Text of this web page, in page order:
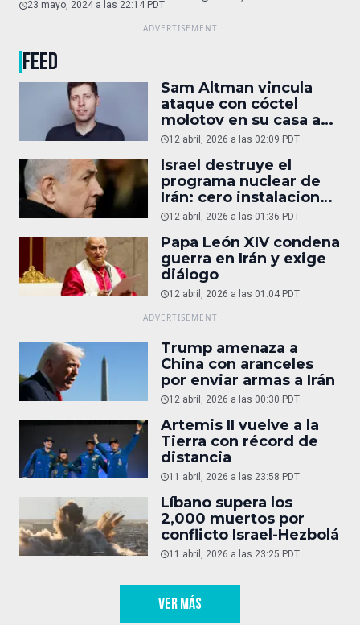
auto de superlujo
23 mayo, 2024 a las 22:14 PDT
FEED
Sam Altman vincula
ataque con cóctel
molotov en su casa a
reportaje
12 abril, 2026 a las 02:09 PDT
Israel destruye el
programa nuclear de
Irán: cero instalaciones
operativas
12 abril, 2026 a las 01:36 PDT
Papa León XIV condena
guerra en Irán y exige
diálogo
12 abril, 2026 a las 01:04 PDT
Trump amenaza a
China con aranceles
por enviar armas a Irán
12 abril, 2026 a las 00:30 PDT
Artemis II vuelve a la
Tierra con récord de
distancia
11 abril, 2026 a las 23:58 PDT
Líbano supera los
2,000 muertos por
conflicto Israel-Hezbolá
11 abril, 2026 a las 23:25 PDT
VER MÁS